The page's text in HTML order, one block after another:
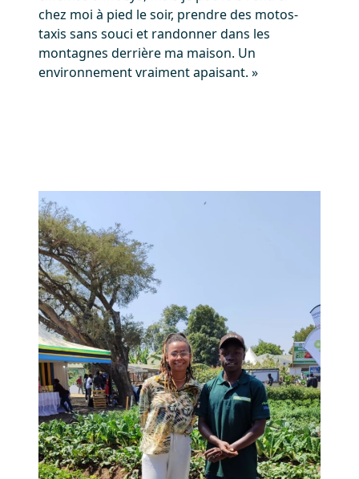
chez moi à pied le soir, prendre des motos-
taxis sans souci et randonner dans les
montagnes derrière ma maison. Un
environnement vraiment apaisant. »